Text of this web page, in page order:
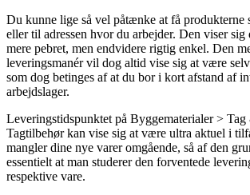
Du kunne lige så vel påtænke at få produkterne
eller til adressen hvor du arbejder. Den viser
mere pebret, men endvidere rigtig enkel. Den
leveringsmanér vil dog altid vise sig at være
som dog betinges af at du bor i kort afstand af
arbejdslager.
Leveringstidspunktet på Byggematerialer >
Tagtilbehør kan vise sig at være ultra aktuel i
mangler dine nye varer omgående, så af den
essentielt at man studerer den forventede
respektive vare.